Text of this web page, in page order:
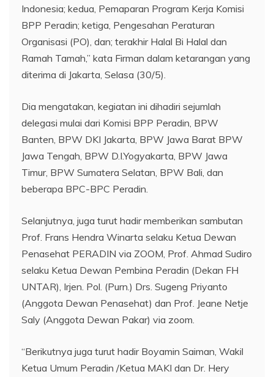
Indonesia; kedua, Pemaparan Program Kerja Komisi
BPP Peradin; ketiga, Pengesahan Peraturan
Organisasi (PO), dan; terakhir Halal Bi Halal dan
Ramah Tamah,” kata Firman dalam ketarangan yang
diterima di Jakarta, Selasa (30/5).
Dia mengatakan, kegiatan ini dihadiri sejumlah
delegasi mulai dari Komisi BPP Peradin, BPW
Banten, BPW DKI Jakarta, BPW Jawa Barat BPW
Jawa Tengah, BPW D.I.Yogyakarta, BPW Jawa
Timur, BPW Sumatera Selatan, BPW Bali, dan
beberapa BPC-BPC Peradin.
Selanjutnya, juga turut hadir memberikan sambutan
Prof. Frans Hendra Winarta selaku Ketua Dewan
Penasehat PERADIN via ZOOM, Prof. Ahmad Sudiro
selaku Ketua Dewan Pembina Peradin (Dekan FH
UNTAR), Irjen. Pol. (Purn.) Drs. Sugeng Priyanto
(Anggota Dewan Penasehat) dan Prof. Jeane Netje
Saly (Anggota Dewan Pakar) via zoom.
“Berikutnya juga turut hadir Boyamin Saiman, Wakil
Ketua Umum Peradin /Ketua MAKI dan Dr. Hery